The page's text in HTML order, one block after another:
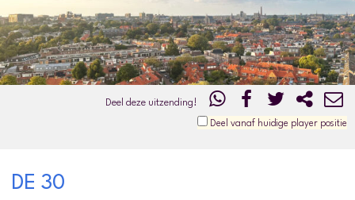
Deel deze uitzending!
Deel vanaf huidige player positie
DE 30